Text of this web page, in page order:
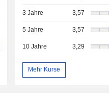
3 Jahre 3,57
5 Jahre 3,57
10 Jahre 3,29
Mehr Kurse